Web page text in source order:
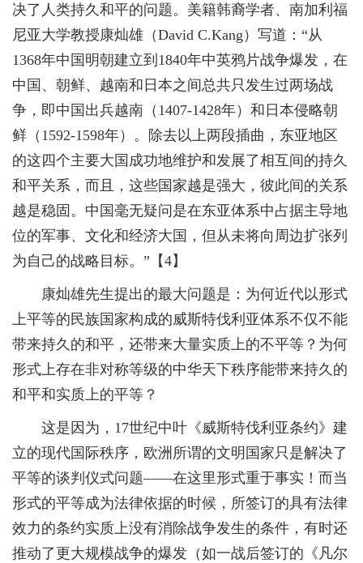
决了人类持久和平的问题。美籍韩裔学者、南加利福
尼亚大学教授康灿雄（David C.Kang）写道：“从
1368年中国明朝建立到1840年中英鸦片战争爆发，在
中国、朝鲜、越南和日本之间总共只发生过两场战
争，即中国出兵越南（1407-1428年）和日本侵略朝
鲜（1592-1598年）。除去以上两段插曲，东亚地区
的这四个主要大国成功地维护和发展了相互间的持久
和平关系，而且，这些国家越是强大，彼此间的关系
越是稳固。中国毫无疑问是在东亚体系中占据主导地
位的军事、文化和经济大国，但从未将向周边扩张列
为自己的战略目标。”【4】
康灿雄先生提出的最大问题是：为何近代以形式
上平等的民族国家构成的威斯特伐利亚体系不仅不能
带来持久的和平，还带来大量实质上的不平等？为何
形式上存在非对称等级的中华天下秩序能带来持久的
和平和实质上的平等？
这是因为，17世纪中叶《威斯特伐利亚条约》建
立的现代国际秩序，欧洲所谓的文明国家只是解决了
平等的谈判仪式问题——在这里形式重于事实！而当
形式的平等成为法律依据的时候，所签订的具有法律
效力的条约实质上没有消除战争发生的条件，有时还
推动了更大规模战争的爆发（如一战后签订的《凡尔